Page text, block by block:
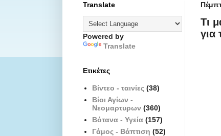
Tι
για
Translate
Powered by
Translate
Ετικέτες
Βίντεο - ταινίες (38)
Βίοι Αγίων -
Νεομαρτυρων (360)
Βότανα - Υγεία (157)
Γάμος - Βάπτιση (52)